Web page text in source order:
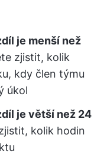
je menší než
zjistit, kolik
kdy člen týmu
úkol
je větší než 24
kolik hodin